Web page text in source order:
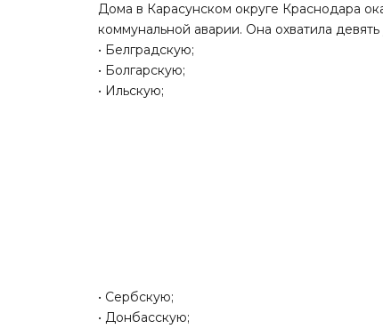
Дома в Карасунском округе Краснодара
коммунальной аварии. Она охватила девять
• Белградскую;
• Болгарскую;
• Ильскую;
• Сербскую;
• Донбасскую;